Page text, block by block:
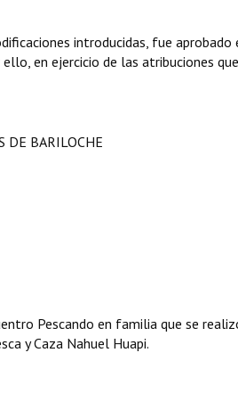
introducidas, fue
en ejercicio de las atribuciones
DE BARILOCHE
Pescando en familia que se
y Caza Nahuel Huapi.